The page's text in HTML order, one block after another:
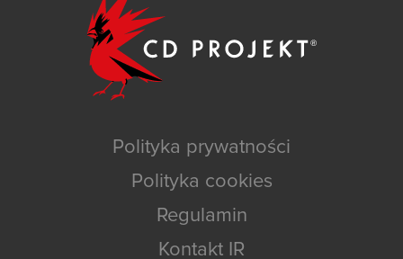
Polityka prywatności
Polityka cookies
Regulamin
Kontakt IR